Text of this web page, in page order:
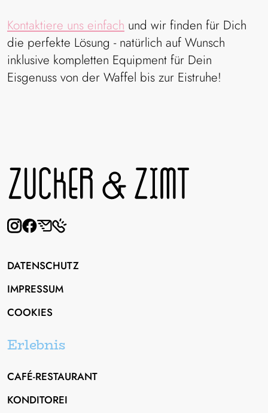
Haselnuss-Nougat
mit viel Lübecker Nougat
Birne & Schokolade
Kontaktiere uns einfach und wir finden für Dich
die perfekte Lösung - natürlich auf Wunsch
inklusive kompletten Equipment für Dein
Eisgenuss von der Waffel bis zur Eistruhe!
DATENSCHUTZ
IMPRESSUM
COOKIES
Erlebnis
CAFÉ-RESTAURANT
KONDITOREI